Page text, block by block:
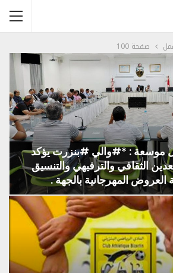
صفحة 100
موسعة : *#والي #بنزرت يؤكد
الثقافي والترفيهي والتنسيق
المهرجانية بالجهة .